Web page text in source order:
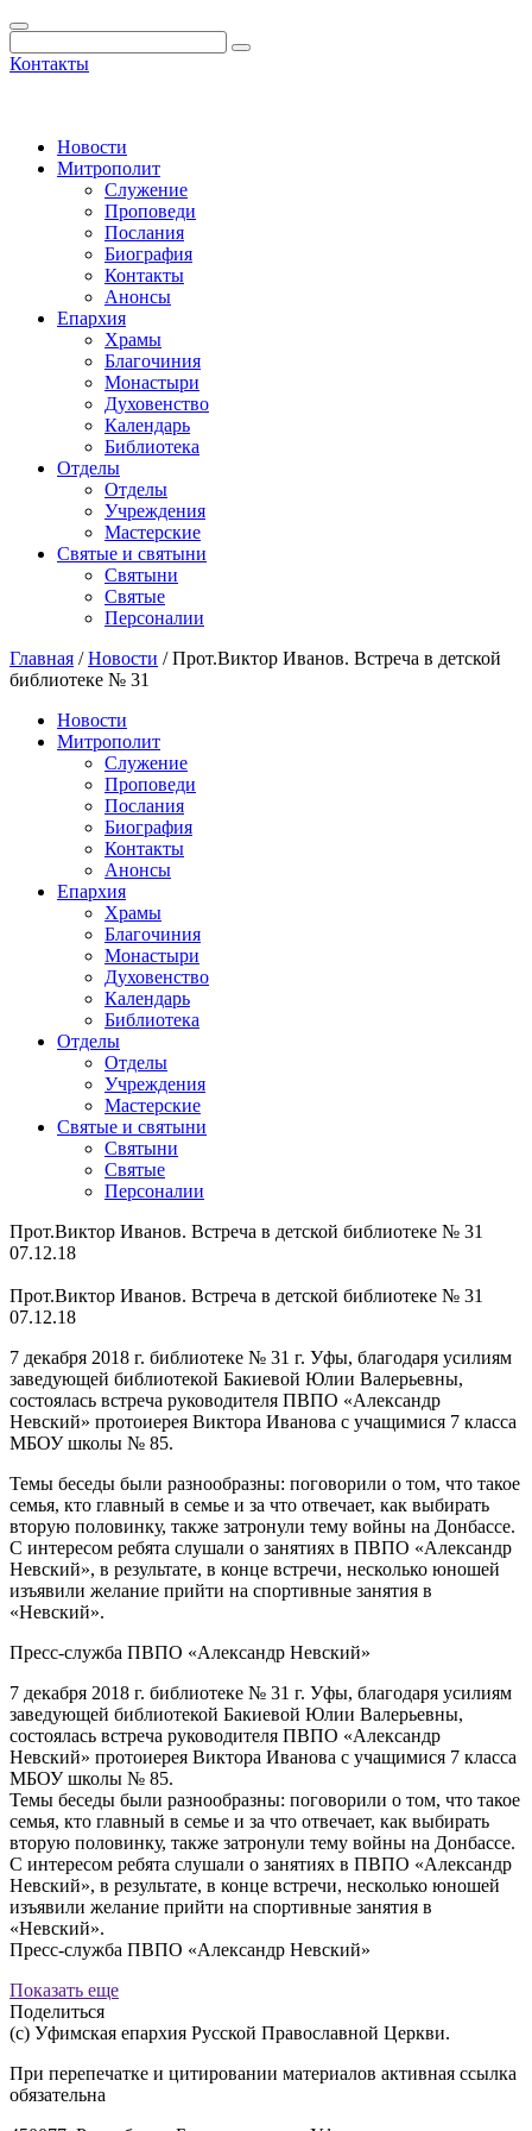
Контакты
Новости
Митрополит
Служение
Проповеди
Послания
Биография
Контакты
Анонсы
Епархия
Храмы
Благочиния
Монастыри
Духовенство
Календарь
Библиотека
Отделы
Отделы
Учреждения
Мастерские
Святые и святыни
Cвятыни
Cвятые
Персоналии
Главная /Новости /Прот.Виктор Иванов. Встреча в детской
библиотеке № 31
Новости
Митрополит
Служение
Проповеди
Послания
Биография
Контакты
Анонсы
Епархия
Храмы
Благочиния
Монастыри
Духовенство
Календарь
Библиотека
Отделы
Отделы
Учреждения
Мастерские
Святые и святыни
Cвятыни
Cвятые
Персоналии
Прот.Виктор Иванов. Встреча в детской библиотеке № 31
07.12.18
Прот.Виктор Иванов. Встреча в детской библиотеке № 31
07.12.18
7 декабря 2018 г. библиотеке № 31 г. Уфы, благодаря усилиям
заведующей библиотекой Бакиевой Юлии Валерьевны,
состоялась встреча руководителя ПВПО «Александр
Невский» протоиерея Виктора Иванова с учащимися 7 класса
МБОУ школы № 85.
Темы беседы были разнообразны: поговорили о том, что такое
семья, кто главный в семье и за что отвечает, как выбирать
вторую половинку, также затронули тему войны на Донбассе.
С интересом ребята слушали о занятиях в ПВПО «Александр
Невский», в результате, в конце встречи, несколько юношей
изъявили желание прийти на спортивные занятия в
«Невский».
Пресс-служба ПВПО «Александр Невский»
7 декабря 2018 г. библиотеке № 31 г. Уфы, благодаря усилиям
заведующей библиотекой Бакиевой Юлии Валерьевны,
состоялась встреча руководителя ПВПО «Александр
Невский» протоиерея Виктора Иванова с учащимися 7 класса
МБОУ школы № 85.
Темы беседы были разнообразны: поговорили о том, что такое
семья, кто главный в семье и за что отвечает, как выбирать
вторую половинку, также затронули тему войны на Донбассе.
С интересом ребята слушали о занятиях в ПВПО «Александр
Невский», в результате, в конце встречи, несколько юношей
изъявили желание прийти на спортивные занятия в
«Невский».
Пресс-служба ПВПО «Александр Невский»
Показать еще
Поделиться
(с) Уфимская епархия Русской Православной Церкви.
При перепечатке и цитировании материалов активная ссылка
обязательна